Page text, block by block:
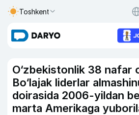
Toshkent
O‘zbekistonlik 38 nafar
Bo‘lajak liderlar
doirasida 2006-yildan
marta Amerikaga